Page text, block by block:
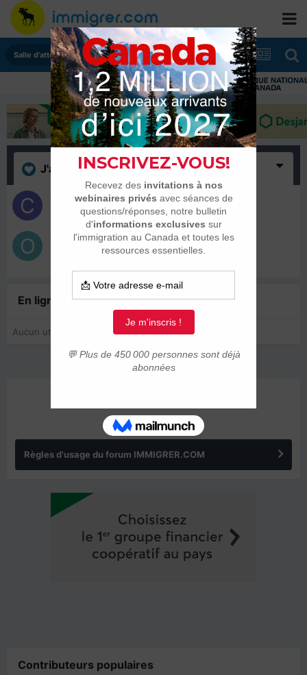
Salle d'attente - échanges de dates
J'aime (2)
Canadaonarrive
10 février 2020
Openhymer
8 février 2020
En ligne récemment0 membre est en ligne
Aucun utilisateur enregistré regarde cette page.
ANNONCES
Règles d'usage du forum IMMIGRER.COM
Contributeurs populaires